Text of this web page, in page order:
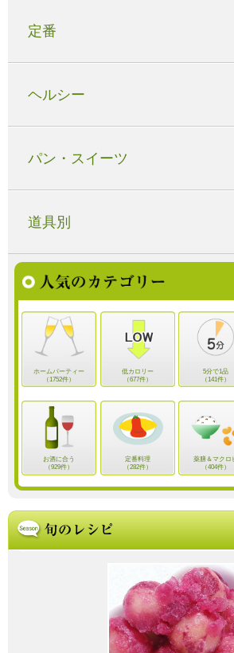
定番
ヘルシー
パン・スイーツ
道具別
ホームパーティー
（1752件）
低カロリー
（677件）
5分で1品
（141件）
お酒に合う
（929件）
定番料理
（282件）
薬膳＆マクロ
（404件）